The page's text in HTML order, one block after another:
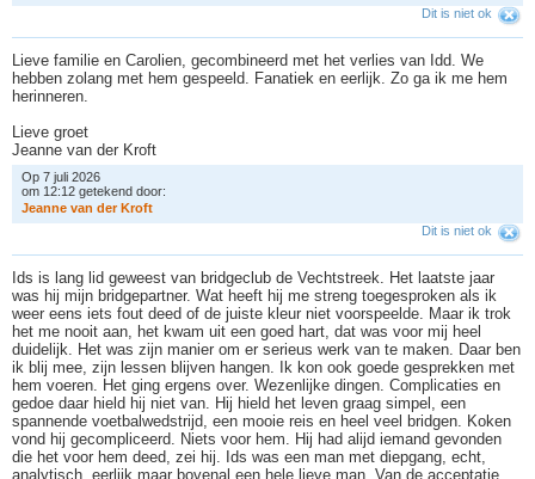
Dit is niet ok
Lieve familie en Carolien, gecombineerd met het verlies van Idd. We
hebben zolang met hem gespeeld. Fanatiek en eerlijk. Zo ga ik me hem
herinneren.
Lieve groet
Jeanne van der Kroft
Op 7 juli 2026
om 12:12 getekend door:
Jeanne van der Kroft
Dit is niet ok
Ids is lang lid geweest van bridgeclub de Vechtstreek. Het laatste jaar
was hij mijn bridgepartner. Wat heeft hij me streng toegesproken als ik
weer eens iets fout deed of de juiste kleur niet voorspeelde. Maar ik trok
het me nooit aan, het kwam uit een goed hart, dat was voor mij heel
duidelijk. Het was zijn manier om er serieus werk van te maken. Daar ben
ik blij mee, zijn lessen blijven hangen. Ik kon ook goede gesprekken met
hem voeren. Het ging ergens over. Wezenlijke dingen. Complicaties en
gedoe daar hield hij niet van. Hij hield het leven graag simpel, een
spannende voetbalwedstrijd, een mooie reis en heel veel bridgen. Koken
vond hij gecompliceerd. Niets voor hem. Hij had alijd iemand gevonden
die het voor hem deed, zei hij. Ids was een man met diepgang, echt,
analytisch, eerlijk maar bovenal een hele lieve man. Van de acceptatie,